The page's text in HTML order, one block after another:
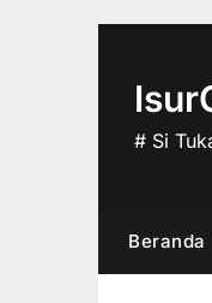
# Si
Beranda